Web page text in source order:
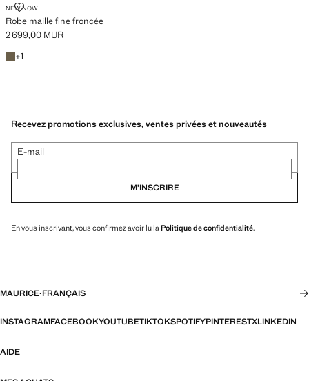
NEW NOW
Robe maille fine froncée
ROBE MAILLE FINE FRONCÉE
Prix actuel [2 699,00 MUR ]
2 699,00 MUR
Kaki
+1
+1 couleur
Recevez promotions exclusives, ventes privées et nouveautés
E-mail
M’INSCRIRE
En vous inscrivant, vous confirmez avoir lu la Politique de confidentialité.
MAURICE·FRANÇAIS
INSTAGRAMFACEBOOKYOUTUBETIKTOKSPOTIFYPINTERESTXLINKEDIN
AIDE